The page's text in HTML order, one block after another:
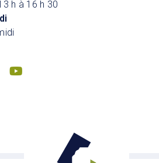
h à 16 h 30